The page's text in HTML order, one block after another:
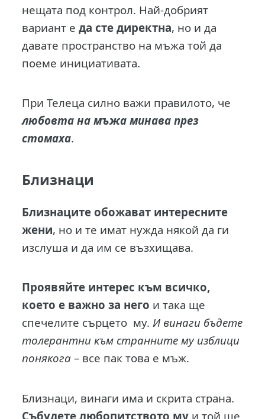
нещата под контрол. Най-добрият
вариант е да сте директна, но и да
давате пространство на мъжа той да
поеме инициативата.
При Телеца силно важи правилото, че
любовта на мъжа минава през
стомаха.
Близнаци
Близнаците обожават интересните
жени, но и те имат нужда някой да ги
изслуша и да им се възхищава.
Проявяйте интерес към всичко,
което е важно за него и така ще
спечелите сърцето му.И винаги бъдете
толерантни към странните му изблици
понякога – все пак това е мъж.
Близнаци, винаги има и скрита страна.
Събудете любопитството му и той ще